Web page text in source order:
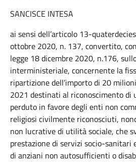
SANCISCE INTESA
ai sensi dell’articolo 13-
ottobre 2020, n. 137, convertito,
legge 18 dicembre 2020, n.176,
interministeriale, concernente la
ripartizione dell’importo di 20
2021 destinati al riconoscimento di
perduto in favore degli enti non
religiosi civilmente riconosciuti,
non lucrative di utilità sociale, che
prestazione di servizi socio-sanitari
di anziani non autosufficienti o